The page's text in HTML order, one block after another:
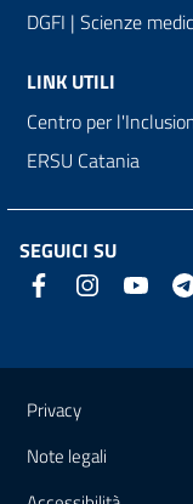
DGFI | Scienze
LINK UTILI
Centro per
ERSU Catania
SEGUICI SU
Link e
Privacy
Note legali